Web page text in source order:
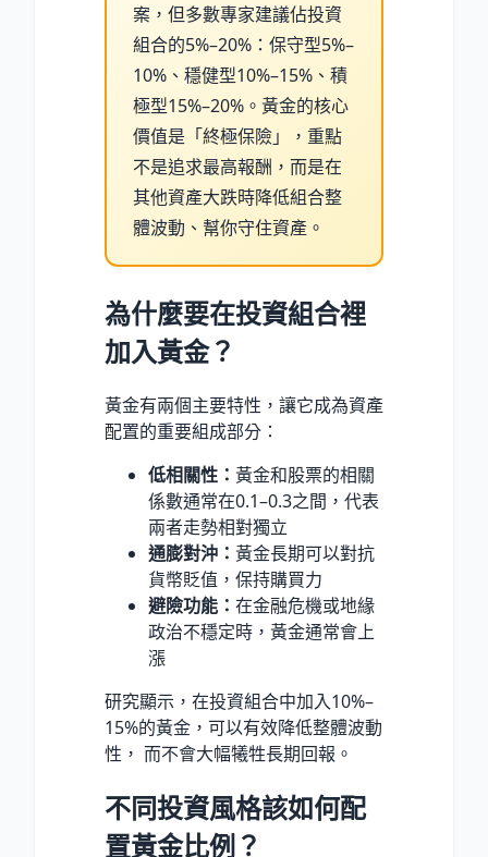
案，但多數專家建議佔投資
組合的5%–20%：保守型5%–
10%、穩健型10%–15%、積
極型15%–20%。黃金的核心
價值是「終極保險」，重點
不是追求最高報酬，而是在
其他資產大跌時降低組合整
體波動、幫你守住資產。
為什麼要在投資組合裡
加入黃金？
黃金有兩個主要特性，讓它成為資產
配置的重要組成部分：
低相關性： 黃金和股票的相關
係數通常在0.1–0.3之間，代表
兩者走勢相對獨立
通膨對沖： 黃金長期可以對抗
貨幣貶值，保持購買力
避險功能： 在金融危機或地緣
政治不穩定時，黃金通常會上
漲
研究顯示，在投資組合中加入10%–
15%的黃金，可以有效降低整體波動
性， 而不會大幅犧牲長期回報。
不同投資風格該如何配
置黃金比例？